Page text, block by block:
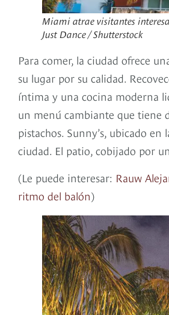
Miami atrae visitantes
Just Dance / Shutterstock
Para comer, la ciudad ofrece
su lugar por su calidad.
íntima y una cocina moderna
un menú cambiante que tiene
pistachos. Sunny’s, ubicado
ciudad. El patio, cobijado por
(Le puede interesar: Rauw
ritmo del balón)